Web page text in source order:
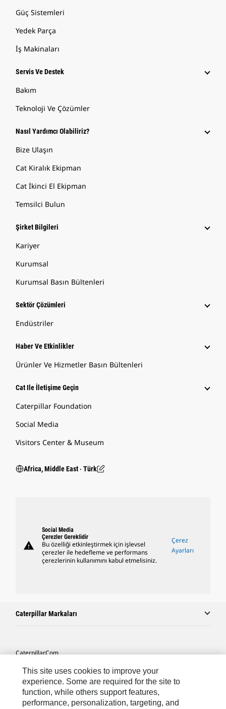
Güç Sistemleri
Yedek Parça
İş Makinaları
Servis Ve Destek
Bakım
Teknoloji Ve Çözümler
Nasıl Yardımcı Olabiliriz?
Bize Ulaşın
Cat Kiralık Ekipman
Cat İkinci El Ekipman
Temsilci Bulun
Şirket Bilgileri
Kariyer
Kurumsal
Kurumsal Basın Bültenleri
Sektör Çözümleri
Endüstriler
Haber Ve Etkinlikler
Ürünler Ve Hizmetler Basın Bültenleri
Cat Ile İletişime Geçin
Caterpillar Foundation
Social Media
Visitors Center & Museum
Africa, Middle East ‧ Türk
warning
Social Media
Çerezler Gereklidir
Bu özelliği etkinleştirmek için işlevsel
çerezler ile hedefleme ve performans
çerezlerinin kullanımını kabul etmelisiniz.
Çerez
Ayarları
Caterpillar Markaları
Caterpillar.com
Caterpillar Müşteri Hizmetleri Ve Iletişim
Site Haritası
Cookie Settings
This site uses cookies to improve your
experience. Some are required for the site to
function, while others support features,
performance, personalization, targeting, and